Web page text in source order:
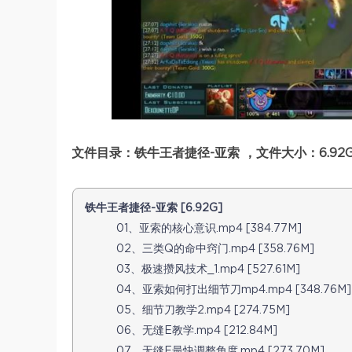
文件目录：铁牛王者捷径-亚索 ，文件大小：
铁牛王者捷径-亚索 [6.92G]
01、亚索的核心意识.mp4 [384.77M]
02、三类Q的命中窍门.mp4 [358.76M]
03、极速攒风技术_1.mp4 [527.61M]
04、亚索如何打出细节刀mp4.mp4 [348.76M]
05、细节刀教学2.mp4 [274.75M]
06、无缝E教学.mp4 [212.84M]